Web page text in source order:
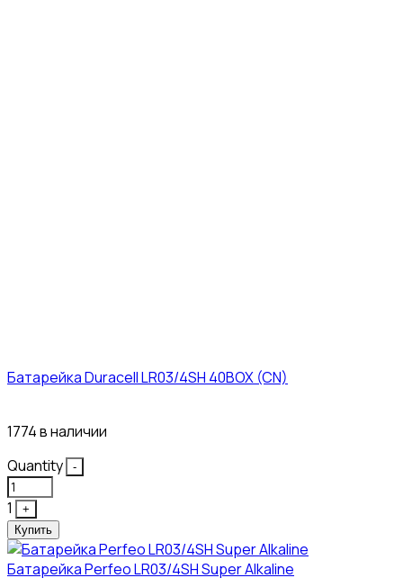
Батарейка Duracell LR03/4SH 40BOX (CN)
1774 в наличии
Quantity
-
1
+
Купить
Батарейка Perfeo LR03/4SH Super Alkaline